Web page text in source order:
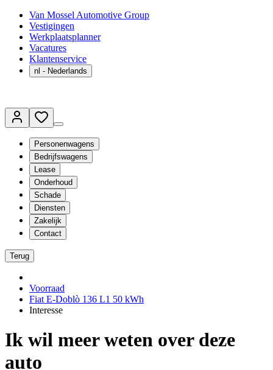
Van Mossel Automotive Group
Vestigingen
Werkplaatsplanner
Vacatures
Klantenservice
nl - Nederlands
Personenwagens
Bedrijfswagens
Lease
Onderhoud
Schade
Diensten
Zakelijk
Contact
Terug
Voorraad
Fiat E-Doblò 136 L1 50 kWh
Interesse
Ik wil meer weten over deze
auto